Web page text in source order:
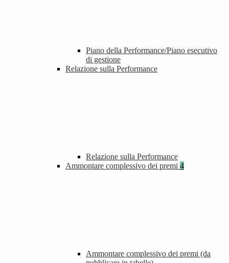
Piano della Performance/Piano esecutivo
di gestione
Relazione sulla Performance
Relazione sulla Performance
Ammontare complessivo dei premi 4
Ammontare complessivo dei premi (da